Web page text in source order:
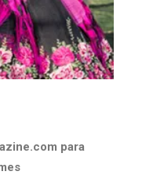
para